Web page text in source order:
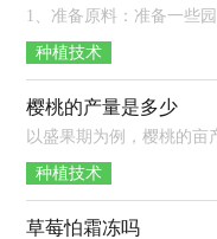
种植技术
樱桃的产量是多少
种植技术
草莓怕霜冻吗